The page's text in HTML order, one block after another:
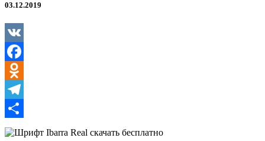
03.12.2019
VK
Facebook
Odnoklassniki
Telegram
Отправить